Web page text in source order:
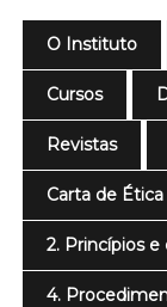
O Instituto
Cursos
Revistas
Carta de Ética
2. Princípios e
4.